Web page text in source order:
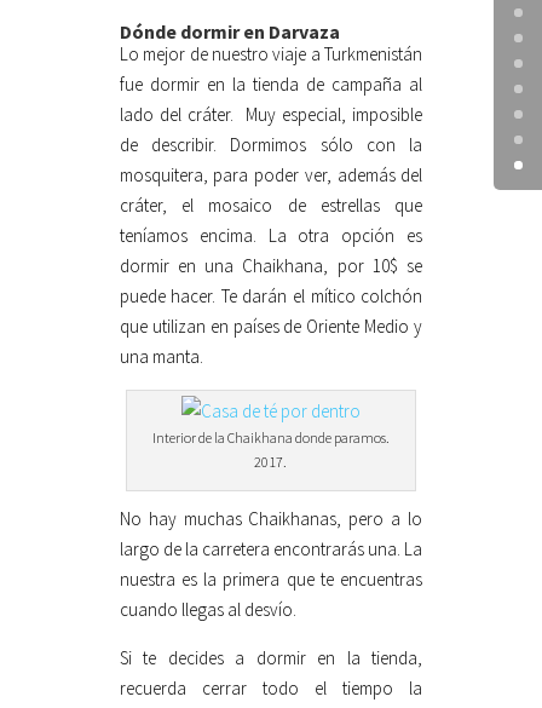
Dónde dormir en Darvaza
Lo mejor de nuestro viaje a Turkmenistán
fue dormir en la tienda de campaña al
lado del cráter. Muy especial, imposible
de describir. Dormimos sólo con la
mosquitera, para poder ver, además del
cráter, el mosaico de estrellas que
teníamos encima. La otra opción es
dormir en una Chaikhana, por 10$ se
puede hacer. Te darán el mítico colchón
que utilizan en países de Oriente Medio y
una manta.
Interior de la Chaikhana donde paramos.
2017.
No hay muchas Chaikhanas, pero a lo
largo de la carretera encontrarás una. La
nuestra es la primera que te encuentras
cuando llegas al desvío.
Si te decides a dormir en la tienda,
recuerda cerrar todo el tiempo la